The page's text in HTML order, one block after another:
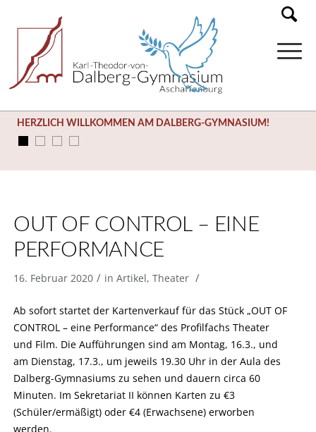
HERZLICH WILLKOMMEN AM DALBERG-GYMNASIUM!
OUT OF CONTROL – EINE
PERFORMANCE
16. Februar 2020 / in Artikel, Theater /
Ab sofort startet der Kartenverkauf für das Stück „OUT OF
CONTROL – eine Performance“ des Profilfachs Theater
und Film. Die Aufführungen sind am Montag, 16.3., und
am Dienstag, 17.3., um jeweils 19.30 Uhr in der Aula des
Dalberg-Gymnasiums zu sehen und dauern circa 60
Minuten. Im Sekretariat II können Karten zu €3
(Schüler/ermäßigt) oder €4 (Erwachsene) erworben
werden.